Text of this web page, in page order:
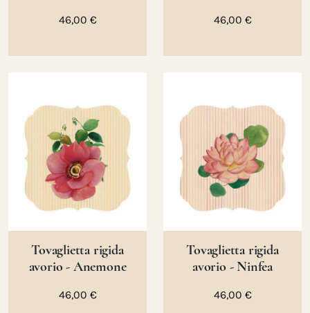
46,00 € 46,00 €
Tovaglietta rigida
avorio - Anemone
46,00 €
Tovaglietta rigida
avorio - Ninfea
46,00 €